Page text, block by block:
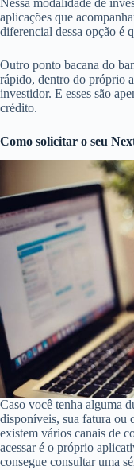
aplicações que
diferencial dessa opção é
Outro ponto bacana do
rápido, dentro do próprio
investidor. E esses são
crédito.
Como solicitar o seu
Caso você tenha alguma
disponíveis, sua fatura ou
existem vários canais de
acessar é o próprio
consegue consultar uma